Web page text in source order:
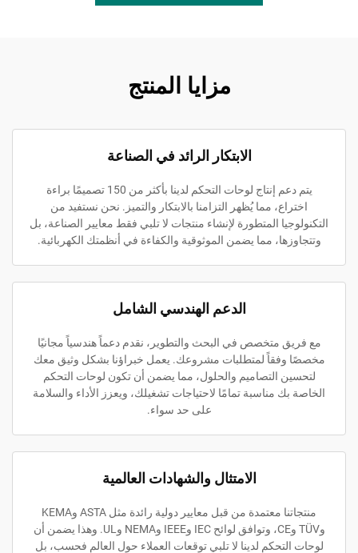
مزايا المنتج
الابتكار الرائد في الصناعة
يتم دعم إنتاج لوحات التحكم لدينا بأكثر من 150 تصميمًا براءة
اختراع، مما يُظهر التزامنا بالابتكار والتميز. نحن نستفيد من
التكنولوجيا المتطورة لإنشاء منتجات لا تلبي فقط معايير الصناعة، بل
وتتجاوزها، مما يضمن الموثوقية والكفاءة في أنظمتك الكهربائية.
الدعم الهندسي الشامل
مع فريق متخصص في البحث والتطوير، نقدم دعماً هندسياً مجانيًا
مخصصًا وفقاً لمتطلبات مشروعك. يعمل خبراؤنا بشكل وثيق معك
لتحسين التصاميم والحلول، مما يضمن أن تكون لوحات التحكم
الخاصة بك مناسبة تمامًا لاحتياجات تشغيلك، ويعزز الأداء والسلامة
على حد سواء.
الامتثال والشهادات العالمية
منتجاتنا معتمدة من قبل معايير دولية رائدة مثل ASTA وKEMA
وTÜV وCE، وتوافق لوائح IEC وIEEE وNEMA وUL. وهذا يضمن أن
لوحات التحكم لدينا لا تلبي توقعات العملاء حول العالم فحسب، بل